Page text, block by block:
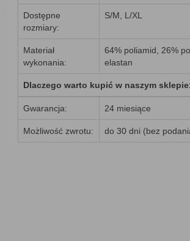
Dostępne
rozmiary:
S/M, L/XL
Materiał
wykonania:
64% poliamid, 26%
elastan
Dlaczego warto kupić w naszym
Gwarancja: 24 miesiące
Możliwość zwrotu: do 30 dni (bez